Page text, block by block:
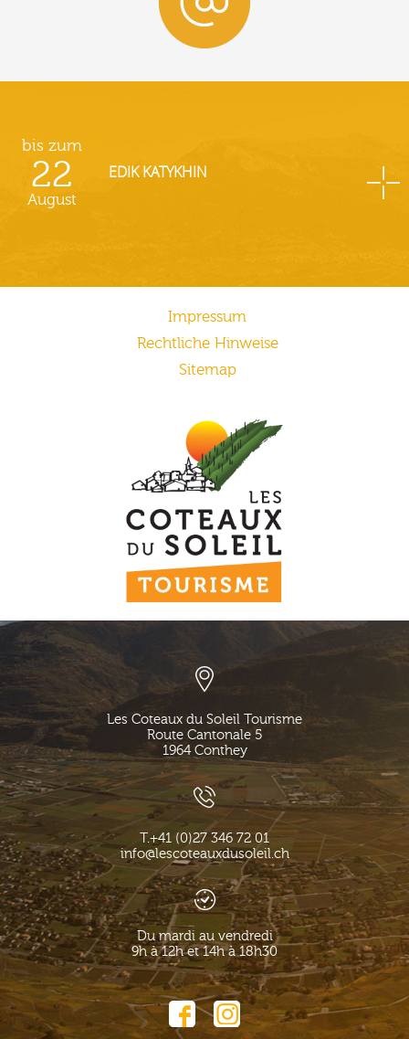
bis zum
22
August
EDIK KATYKHIN
Impressum
Rechtliche Hinweise
Sitemap
Les Coteaux du Soleil Tourisme
Route Cantonale 5
1964 Conthey
T.+41 (0)27 346 72 01
info@lescoteauxdusoleil.ch
Du mardi au vendredi
9h à 12h et 14h à 18h30